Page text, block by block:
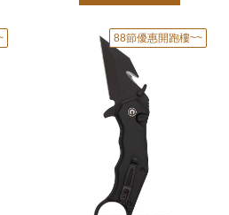
88節優惠開跑樓~~